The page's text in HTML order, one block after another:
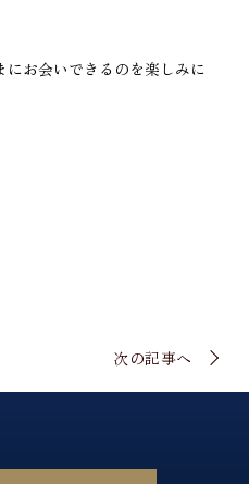
にお会いできるのを楽しみに
次の記事へ